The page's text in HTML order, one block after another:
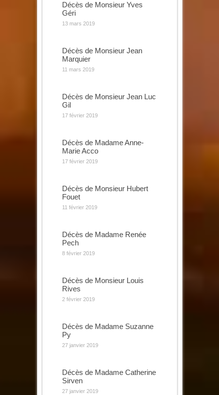
Décès de Monsieur Yves
Géri
13 mars 2019
Décès de Monsieur Jean
Marquier
11 mars 2019
Décès de Monsieur Jean Luc
Gil
17 février 2019
Décès de Madame Anne-
Marie Acco
17 février 2019
Décès de Monsieur Hubert
Fouet
11 février 2019
Décès de Madame Renée
Pech
8 février 2019
Décès de Monsieur Louis
Rives
2 février 2019
Décès de Madame Suzanne
Py
27 janvier 2019
Décès de Madame Catherine
Sirven
27 janvier 2019